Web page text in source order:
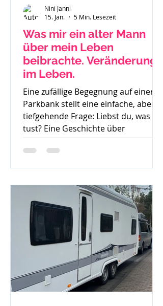
Was mir ein alter Mann
über mein Leben
beibrachte. Veränderung
im Leben.
Eine zufällige Begegnung auf einer
Parkbank stellt eine einfache, aber
tiefgehende Frage: Liebst du, was du
tust? Eine Geschichte über
Gedanken, Mut und den ersten
Schritt zur Veränderung.
Nini Janni
15. Jan.
5 Min. Lesezeit